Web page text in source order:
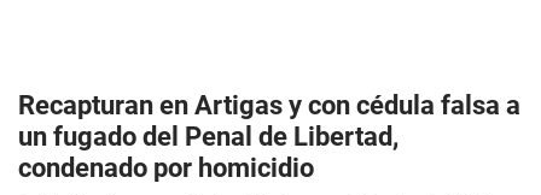
Recapturan en Artigas y con cédula falsa a
un fugado del Penal de Libertad,
condenado por homicidio